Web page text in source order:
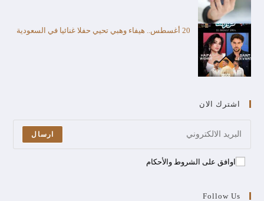
20 أغسطس.. هيفاء وهبي تحيي حفلا غنائيا في السعودية
اشترك الان
ارسال
اوافق على الشروط والأحكام
Follow Us